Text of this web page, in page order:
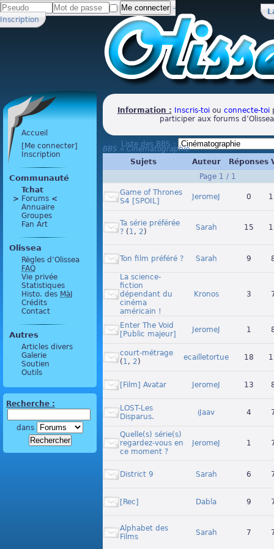
-
Inscription
Accueil
[Me connecter]
Inscription
Communauté
Tchat
> Forums <
Annuaire
Groupes
Fan Art
Olissea
Règles d’Olissea
FAQ
Vie privée
Statistiques
Histo. des MàJ
Crédits
Contact
Autres
Articles divers
Galerie
Soutien
Outils
Recherche :
dans
Information : Inscris-toiou connecte-toi
participer aux forums
Liste des BBS :
BBS »Cinématographie
Sujets
Auteur Réponses
Page 1 / 1
Game of Thrones
S4 [SPOIL]
JeromeJ 0
Ta série préférée
? ( 1, 2) Sarah 15
Ton film préféré ? Sarah 9
La science-
fiction
dépendant du
cinéma
américain !
Kronos 3
Enter The Void
[Public majeur]
JeromeJ 1
court-métrage
( 1, 2) ecailletortue 18
[Film] Avatar JeromeJ 13
LOST-Les
Disparus.
iJaav 4
Quelle(s) série(s)
regardez-vous en
ce moment ?
JeromeJ 1
District 9 Sarah 6
[Rec] Dabla 9
Alphabet des
Films
Sarah 7